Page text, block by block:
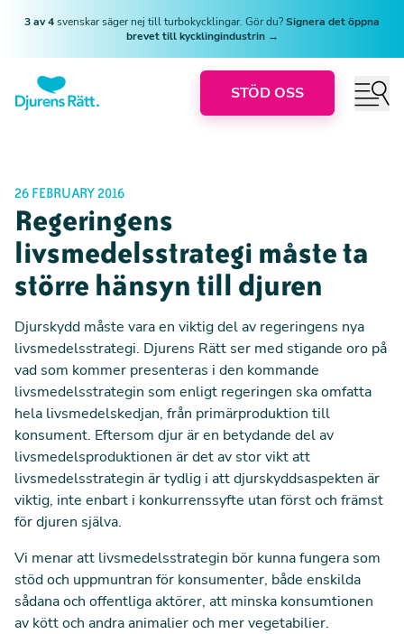
3 av 4svenskar säger nej till turbokycklingar. Gör du?Signera det öppna
brevet till kycklingindustrin →
STÖD OSS
26 FEBRUARY 2016
Regeringens
livsmedelsstrategi måste ta
större hänsyn till djuren
Djurskydd måste vara en viktig del av regeringens nya
livsmedelsstrategi. Djurens Rätt ser med stigande oro på
vad som kommer presenteras i den kommande
livsmedelsstrategin som enligt regeringen ska omfatta
hela livsmedelskedjan, från primärproduktion till
konsument. Eftersom djur är en betydande del av
livsmedelsproduktionen är det av stor vikt att
livsmedelsstrategin är tydlig i att djurskyddsaspekten är
viktig, inte enbart i konkurrenssyfte utan först och främst
för djuren själva.
Vi menar att livsmedelsstrategin bör kunna fungera som
stöd och uppmuntran för konsumenter, både enskilda
sådana och offentliga aktörer, att minska konsumtionen
av kött och andra animalier och mer vegetabilier.